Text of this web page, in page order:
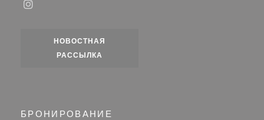
НОВОСТНАЯ
РАССЫЛКА
БРОНИРОВАНИЕ